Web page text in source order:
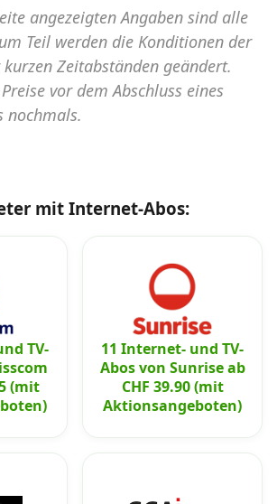
angezeigten Angaben sind alle
Teil werden die Konditionen der
Zeitabständen geändert.
vor dem Abschluss eines
nochmals.
mit Internet-Abos:
TV-
(mit
11 Internet- und TV-
Abos von Sunrise ab
CHF 39.90 (mit
Aktionsangeboten)